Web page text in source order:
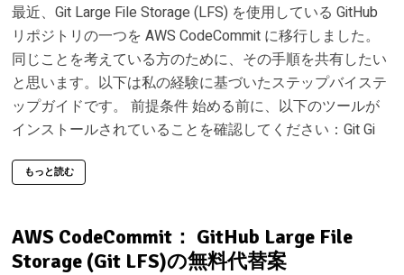
最近、Git Large File Storage (LFS) を使用している GitHub
リポジトリの一つを AWS CodeCommit に移行しました。
同じことを考えている方のために、その手順を共有したい
と思います。以下は私の経験に基づいたステップバイステ
ップガイドです。 前提条件 始める前に、以下のツールが
インストールされていることを確認してください：Git Gi
もっと読む
AWS CodeCommit： GitHub Large File
Storage (Git LFS)の無料代替案